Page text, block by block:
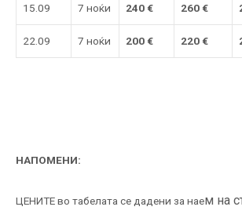
15.09 7 ноќи 240 € 260 €
22.09 7 ноќи 200 € 220 €
НАПОМЕНИ:
ЦЕНИТЕ во табелата се дадени за наем на